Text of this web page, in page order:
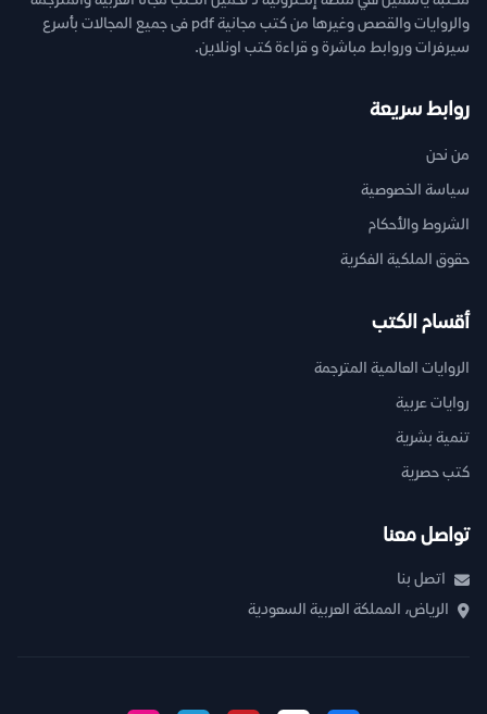
والروايات والقصص وغيرها من كتب مجانية pdf فى جميع المجالات بأسرع
سيرفرات وروابط مباشرة و قراءة كتب اونلاين.
روابط سريعة
من نحن
سياسة الخصوصية
الشروط والأحكام
حقوق الملكية الفكرية
أقسام الكتب
الروايات العالمية المترجمة
روايات عربية
تنمية بشرية
كتب حصرية
تواصل معنا
اتصل بنا
الرياض، المملكة العربية السعودية